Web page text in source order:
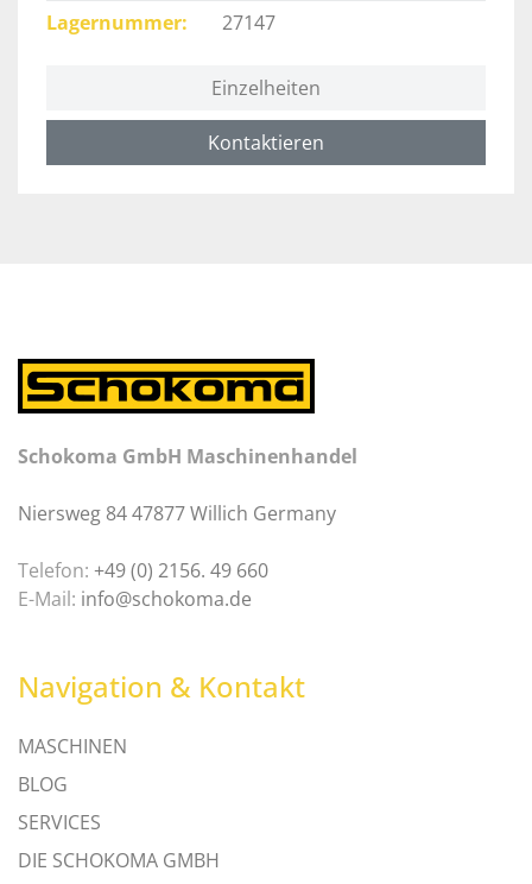
Lagernummer
27147
Einzelheiten
Kontaktieren
Schokoma GmbH Maschinenhandel
Niersweg 84 47877 Willich Germany
Telefon: +49 (0) 2156. 49 660
E-Mail: info@schokoma.de
Navigation & Kontakt
MASCHINEN
BLOG
SERVICES
DIE SCHOKOMA GMBH